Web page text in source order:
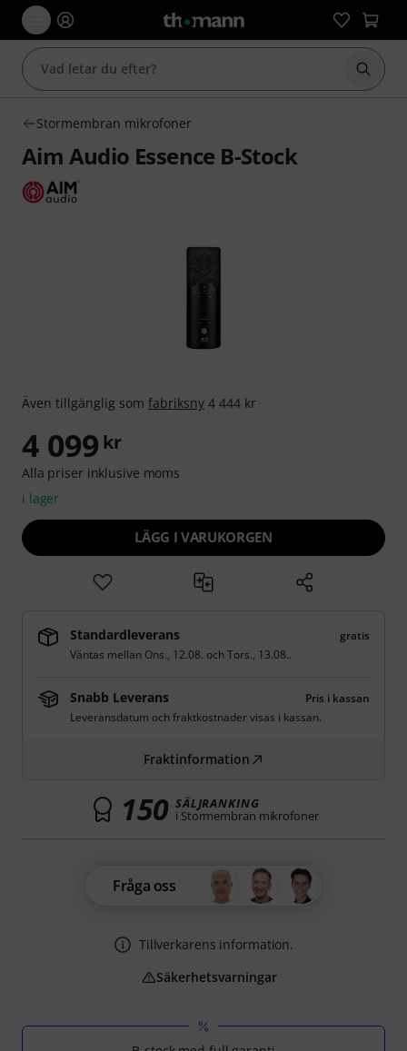
Börja
Stormembran mikrofoner
Aim Audio Essence B-Stock
Även tillgänglig som fabriksny 4 444 kr
4 099 kr
Alla priser inklusive moms
i lager
LÄGG I VARUKORGEN
Standardleverans
gratis
Väntas mellan Ons., 12.08. ochTors., 13.08..
Snabb Leverans
Pris i kassan
Leveransdatum och fraktkostnader visas i kassan.
Fraktinformation
150 SÄLJRANKING
i Stormembran mikrofoner
Fråga oss
Tillverkarens information.
Säkerhetsvarningar